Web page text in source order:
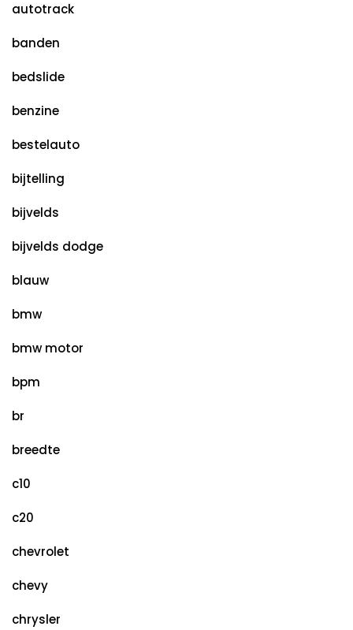
autotrack
banden
bedslide
benzine
bestelauto
bijtelling
bijvelds
bijvelds dodge
blauw
bmw
bmw motor
bpm
br
breedte
c10
c20
chevrolet
chevy
chrysler